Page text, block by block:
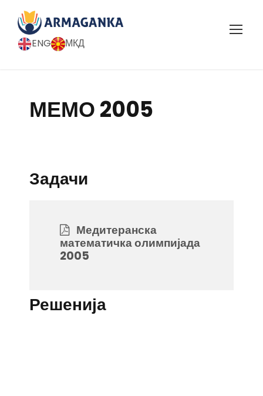
ENG МКД
МЕМО 2005
Задачи
Медитеранска
математичка олимпијада
2005
Решенија